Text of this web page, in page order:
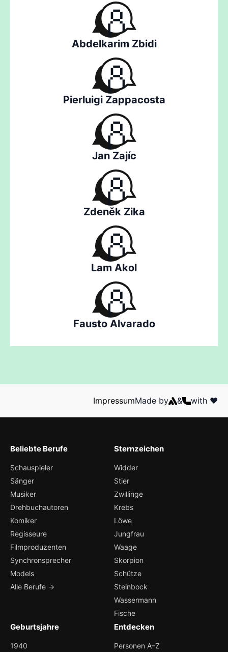
Abdelkarim Zbidi
Pierluigi Zappacosta
Jan Zajíc
Zdeněk Zika
Lam Akol
Fausto Alvarado
ImpressumMade by & with ❤️
Beliebte Berufe
Schauspieler
Sänger
Musiker
Drehbuchautoren
Komiker
Regisseure
Filmproduzenten
Synchronsprecher
Models
Alle Berufe →
Sternzeichen
Widder
Stier
Zwillinge
Krebs
Löwe
Jungfrau
Waage
Skorpion
Schütze
Steinbock
Wassermann
Fische
Geburtsjahre
1940
Entdecken
Personen A–Z